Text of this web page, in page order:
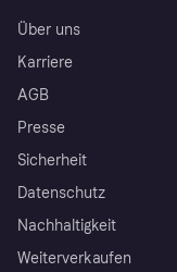
Über uns
Karriere
AGB
Presse
Sicherheit
Datenschutz
Nachhaltigkeit
Weiterverkaufen